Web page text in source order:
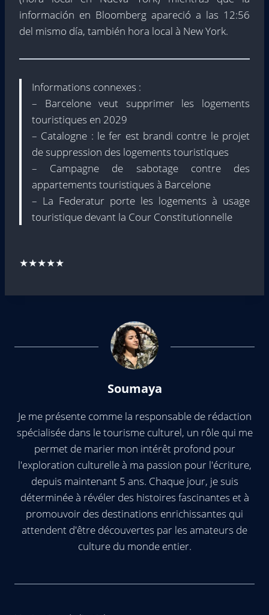
información en Bloomberg apareció a las 12:56
del mismo día, también hora local à New York.
Informations connexes :
– Barcelone veut supprimer les logements
touristiques en 2029
– Catalogne : le fer est brandi contre le projet
de suppression des logements touristiques
– Campagne de sabotage contre des
appartements touristiques à Barcelone
– La Federatur porte les logements à usage
touristique devant la Cour Constitutionnelle
★★★★★
Soumaya
Je me présente comme la responsable de rédaction
spécialisée dans le tourisme culturel, un rôle qui me
permet de marier mon intérêt profond pour
l'exploration culturelle à ma passion pour l'écriture,
depuis maintenant 5 ans. Chaque jour, je suis
déterminée à révéler des histoires fascinantes et à
promouvoir des destinations enrichissantes qui
attendent d'être découvertes par les amateurs de
culture du monde entier.